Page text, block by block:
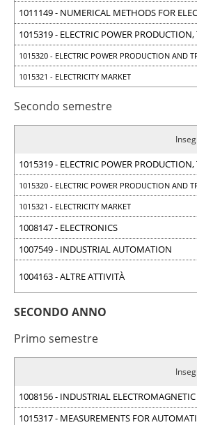
1011149 - NUMERICAL METHODS FOR
1015319 - ELECTRIC POWER
1015320 - ELECTRIC POWER PRODUCTION AND
1015321 - ELECTRICITY MARKET
Secondo semestre
1015319 - ELECTRIC POWER
1015320 - ELECTRIC POWER PRODUCTION AND
1015321 - ELECTRICITY MARKET
1008147 - ELECTRONICS
1007549 - INDUSTRIAL AUTOMATION
1004163 - ALTRE ATTIVITÀ
SECONDO ANNO
Primo semestre
1008156 - INDUSTRIAL
1015317 - MEASUREMENTS FOR